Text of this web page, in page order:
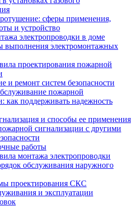
сферы применения,
и устройство
электропроводки в доме
выполнения электромонтажных
проектирования пожарной
и ремонт систем безопасности
пожарной
как поддерживать надежность
и способы ее применения
сигнализации с другими
работы
монтажа электропроводки
обслуживания наружного
проектирования СКС
и эксплуатации